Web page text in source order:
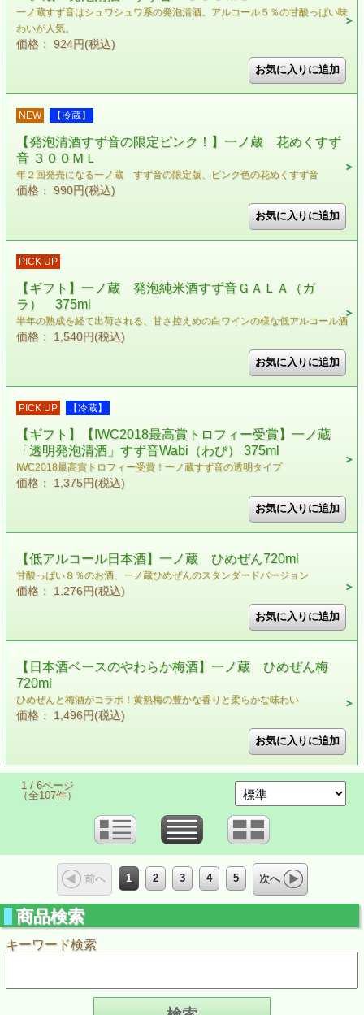
一ノ蔵すず音はシュワシュワ系の発泡清酒。アルコール５％の甘酸っぱい味
わいが人気。
価格： 924円(税込)
NEW 【冷蔵】
【発泡清酒すず音の限定ピンク！】一ノ蔵 花めくすず
音 ３００ＭＬ
年２回発売になる一ノ蔵 すず音の限定版、ピンク色の花めくすず音
価格： 990円(税込)
PICK UP
【ギフト】一ノ蔵 発泡純米酒すず音ＧＡＬＡ（ガ
ラ） 375ml
半年の熟成を経て出荷される、甘さ控えめの白ワインの様な低アルコール酒
価格： 1,540円(税込)
PICK UP 【冷蔵】
【ギフト】【IWC2018最高賞トロフィー受賞】一ノ蔵
「透明発泡清酒」すず音Wabi（わび） 375ml
IWC2018最高賞トロフィー受賞！一ノ蔵すず音の透明タイプ
価格： 1,375円(税込)
【低アルコール日本酒】一ノ蔵 ひめぜん720ml
甘酸っぱい８％のお酒、一ノ蔵ひめぜんのスタンダードバージョン
価格： 1,276円(税込)
【日本酒ベースのやわらか梅酒】一ノ蔵 ひめぜん梅
720ml
ひめぜんと梅酒がコラボ！黄熟梅の豊かな香りと柔らかな味わい
価格： 1,496円(税込)
1 / 6ページ
（全107件）
前へ 1 2 3 4 5 次へ
商品検索
キーワード検索